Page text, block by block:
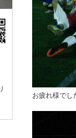
お疲れ様でし